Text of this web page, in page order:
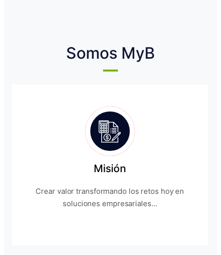
Somos MyB
Misión
Crear valor transformando los retos hoy en
soluciones empresariales...